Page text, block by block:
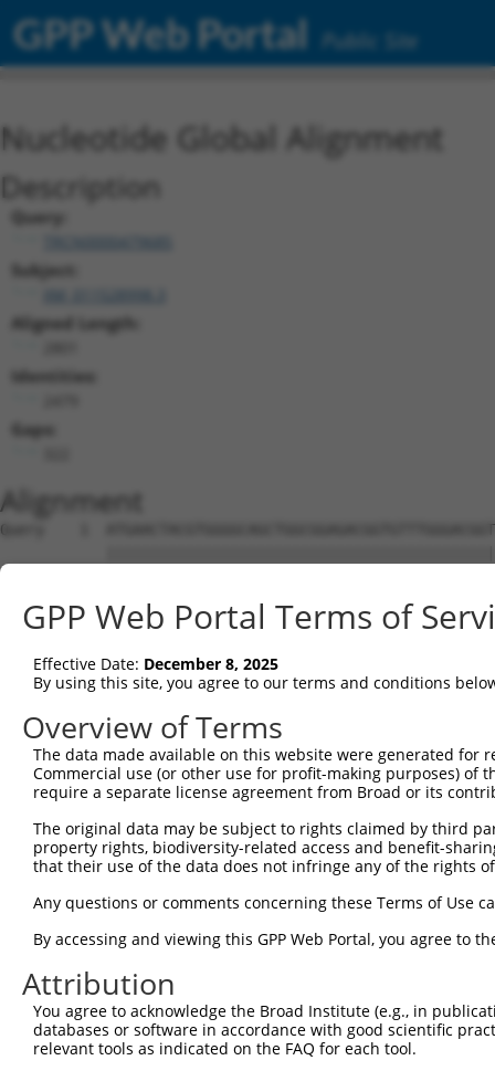
GPP Web Portal Public Site
Nucleotide Global Alignment
Description
Query:
Subject:
Aligned Length:
Identities:
Gaps:
Alignment
Query    1  ATGAACTACGTGGGGCAGCTGGCGGAGACGGTGTTTGGGACGGTGAAGGAGCTGTACCGGGGCCTGAACCCAGC  74
            ||||||||||||||||||||||||||||||||||||||||||||||||||||||||||||||||||||||||||
Sbjct    1  ATGAACTACGTGGGGCAGCTGGCGGAGACGGTGTTTGGGACGGTGAAGGAGCTGTACCGGGGCCTGAACCCAGC  74

Query   75  CACACTGAGCGGCGGCATTGACGTGCTGGTGGTGAAGCAGGTGGACGGCTCGTTCCGGTGCTCACCCTTCCACG  148
            ||||||||||||||||||||||||||||||||||||||||||||||||||||||||||||||||||||||||||
Sbjct   75  CACACTGAGCGGCGGCATTGACGTGCTGGTGGTGAAGCAGGTGGACGGCTCGTTCCGGTGCTCACCCTTCCACG  148

Query  149  TGCGTTTTGGCAAGCTGGGCGTCCTGCGGTCGCGGGAGAAGGTGGTAGACATTGAGCTCAATGGGGAGCCTGTG  222
            ||||||||||||||||||||||||||||||||||||||||||||||||||||||||||||||||||||||||||
Sbjct  149  TGCGTTTTGGCAAGCTGGGCGTCCTGCGGTCGCGGGAGAAGGTGGTAGACATTGAGCTCAATGGGGAGCCTGTG  222

Query  223  GACTTGCACATGAAGCTTGGGGACAGCGGGGAGGCCTTCTTTGTTCAGGAGCTGGAGAGCGATGATGAACATGT  296
            ||||||||||||||||||||||||||||||||||||||||||||||||||||||||||||||||||||||||||
Sbjct  223  GACTTGCACATGAAGCTTGGGGACAGCGGGGAGGCCTTCTTTGTTCAGGAGCTGGAGAGCGATGATGAACATGT  296

Query  297  GCCTCCCGGCCTGTGCACCTCACCCATCCCTTGGGGGGGTCTGTCTGGCTTCCCCTCGGACTCCCAGCTGGGCA  370
            ||||||||||||||||||||||||||||||||||||||||||||||||||||||||||||||||||||||||||
Sbjct  297  GCCTCCCGGCCTGTGCACCTCACCCATCCCTTGGGGGGGTCTGTCTGGCTTCCCCTCGGACTCCCAGCTGGGCA  370

Query  371  CTGCCAGTGAGCCTGAGGGCCTCGTCATGGCAGGCACGGCCTCCACTGGGCGGAGGAAGAGGCGTCGCAGGAGG  444
            ||||||||||||||||||||||||||||||||||||||||||||||||||||||||||||||||||||||||||
Sbjct  371  CTGCCAGTGAGCCTGAGGGCCTCGTCATGGCAGGCACGGCCTCCACTGGGCGGAGGAAGAGGCGTCGCAGGAGG  444

Query  445  AAACCCAAGCAGAAAGAGGATGCAGTGGCAACTGATTCTAGTCCAGAGGAACTGGAGGCAGGCGCTGAGAGTGA  518
            ||||||||||||||||||||||||||||||||||||||||||||||||||||||||||||||||||||||||||
Sbjct  445  AAACCCAAGCAGAAAGAGGATGCAGTGGCAACTGATTCTAGTCCAGAGGAACTGGAGGCAGGCGCTGAGAGTGA  518

Query  519  GCTATCCCTGCCGGAAAAGCTGAGGCCAGAGCCCCCAGGCAGTGTCCAGTTGGAAGAGAAGTCTTCACTGCAGC  592
            ||||||||||||||||||||||||||||||||||||||||||||||||||||||||||||||||||||||||||
Sbjct  519  GCTATCCCTGCCGGAAAAGCTGAGGCCAGAGCCCCCAGGCAGTGTCCAGTTGGAAGAGAAGTCTTCACTGCAGC  592

Query  593  CCAAAGACATCTACCCCTACTCGGATGGCGAGTGGCCCCCCCAGGCCAGCCTCTCAGCAGGTGAGCTAACATCC  666
            ||||||||||||||||||||||||||||||||||||||||||||||||||||||||||||||||||||||||||
Sbjct  593  CCAAAGACATCTACCCCTACTCGGATGGCGAGTGGCCCCCCCAGGCCAGCCTCTCAGCAGGTGAGCTAACATCC  666

Query  667  CCTAAGAGCGACTCGGAGCTGGAGGTGCGGACCCCGGAGCCCAGTCCCCTAAGAGCCGAGTCCCACATGCAGTG  740
            ||||||||||||||||||||||||||||||||||||||||||||||||||||||||||||||||||||||||||
Sbjct  667  CCTAAGAGCGACTCGGAGCTGGAGGTGCGGACCCCGGAGCCCAGTCCCCTAAGAGCCGAGTCCCACATGCAGTG  740

Query  741  GGCCTGGGGGAGGCTGCCTAAGGTGGCCAGAGCTGAGCGGCCCGAGTCCTCAGTGGTCCTTGAAGGCAGAGCTG  814
            ||||||||||||||||||||||||||||||||||||||||||||||||||||||||||||||||||||||||||
Sbjct  741  GGCCTGGGGGAGGCTGCCTAAGGTGGCCAGAGCTGAGCGGCCCGAGTCCTCAGTGGTCCTTGAAGGCAGAGCTG  814

Query  815  GGGCAACCTCTCCTCCTCGGGGAGGACCCAGCACTCCCTCTACCTCTGTGGCTGGCGGCGTGGACCCTTTGGGA  888
            ||||||||||||||||||||||||||||||||||||||||||||||||||||||||||||||||||||||||||
Sbjct  815  GGGCAACCTCTCCTCCTCGGGGAGGACCCAGCACTCCCTCTACCTCTGTGGCTGGCGGCGTGGACCCTTTGGGA  888

Query  889  CTCCCAATCCAGCAAACAGAGGCTGGTGCCGACCTTCAGCCTGACACAGAGGATCCCACTCTAGTGGGTCCCCC  962
            ||||||||||||||||||||||||||||||||||||||||||||||||||||||||||||||||||||||||||
Sbjct  889  CTCCCAATCCAGCAAACAGAGGCTGGTGCCGACCTTCAGCCTGACACAGAGGATCCCACTCTAGTGGGTCCCCC  962

Query  963  TCTCCACACCCCAGAGACAGAGGAAAGCAAGACTCAGAGCTCTGGGGACATGGGCCTCCCTCCTGCCTCCAAGT  1036
            ||||||||||||||||||||||||||||||||||||||||||||||||||||||||||||||||||||||||||
Sbjct  963  TCTCCACACCCCAGAGACAGAGGAAAGCAAGACTCAGAGCTCTGGGGACATGGGCCTCCCTCCTGCCTCCAAGT  1036

Query 1037  CATGGAGCTGGGCCACTCTGGAGGTTCCAGTTCCCACCGGGCAGCCAGAGAGGGTCTCCAGGGGGAAAGGCTCC  1110
            ||||||||||||||||||||||||||||||||||||||||||||||||||||||||||||||||||||||||||
Sbjct 1037  CATGGAGCTGGGCCACTCTGGAGGTTCCAGTTCCCACCGGGCAGCCAGAGAGGGTCTCCAGGGGGAAAGGCTCC  1110

Query 1111  CCAAAGAGAAGCCAGCACCTGGGCCCCAGTGACATCTACCTGGATGACTTGCCCTCCCTGGACTCTGAGAATGC  1184
            ||||||||||||||||||||||||||||||||||||||||||||||||||||||||||||||||||||||||||
Sbjct 1111  CCAAAGAGAAGCCAGCACCTGGGCCCCAGTGACATCTACCTGGATGACTTGCCCTCCCTGGACTCTGAGAATGC  1184

Query 1185  AGCGCTTTACTTCCCCCAAAGTGACTCTGGGCTGGGGGCCAGAAGATGGAGTGAACCCAGCAGTCAGAAGTCCC  1258
            ||||||||||||||||||||||||||||||||||||||||||||||||||||||||||||||||||||||||||
Sbjct 1185  AGCGCTTTACTTCCCCCAAAGTGACTCTGGGCTGGGGGCCAGAAGATGGAGTGAACCCAGCAGTCAGAAGTCCC  1258

Query 1259  TGAGGGACCCCAACCCTGAACATGAACCTGAACCCACTCTGGACACAGTGGATACAATAGCACTGTCCCTCTGT  1332
            ||||||||||||||||||||||||||||||||||||||||||||||||||||||||||||||||||||||||||
Sbjct 1259  TGAGGGACCCCAACCCTGAACATGAACCTGAACCCACTCTGGACACAGTGGATACAATAGCACTGTCCCTCTGT  1332

Query 1333  GGTGGACTGGCTGACAGCCGGGACATCTCCCTAGAGAAATTCAACCAGCACAGCGTCTCTTACCAGGACCTCAC  1406
            ||||||||||||||||||||||||||||||||||||||||||||||||||||||||||||||||||||||||||
Sbjct 1333  GGTGGACTGGCTGACAGCCGGGACATCTCCCTAGAGAAATTCAACCAGCACAGCGTCTCTTACCAGGACCTCAC  1406

Query 1407  CAAAAACCCCGGACTTTTGGATGACCCAAACCTAGTGGTGAAAATCAATGGAAAGCATTATAACTGGGCTGTGG  1480
            ||||||||||||||||||||||||||||||||||||||||||||||||||||||||||||||||||||||||||
Sbjct 1407  CAAAAACCCCGGACTTTTGGATGACCCAAACCTAGTGGTGAAAATCAATGGAAAGCATTATAACTGGGCTGTGG  1480

Query 1481  CTGCCCCCATGATCCTCTCCCTGCAAGCCTTCCAGAAAAACTTGCCCAAGAGCACCATGGACAAGCTGGAGAGG  1554
            ||||||||||||||||||||||||||||||||||||||||||||||||||||||||||||||||||||||||||
Sbjct 1481  CTGCCCCCATGATCCTCTCCCTGCAAGCCTTCCAGAAAAACTTGCCCAAGAGCACCATGGACAAGCTGGAGAGG  1554

Query 1555  GAGAAGATGCCCCGGAAGGGTGGGCGATGGTGGTTTTCCTGGCGACGCAGGGACTTCCTGGCCGAGGAGCGCAG  1628
            ||||||||||||||||||||||||||||||||||||||||||||||||||||||||||||||||||||||||||
Sbjct 1555
GPP Web Portal Terms of
Effective Date: December 8, 2025
By using this site, you agree to our terms and conditions
Overview of Terms
The data made available on this website were generated
Commercial use (or other use for profit-making purposes) of
require a separate license agreement from Broad or its
The original data may be subject to rights claimed by third
property rights, biodiversity-related access and benefit-
that their use of the data does not infringe any of the rights
Any questions or comments concerning these Terms of Use
By accessing and viewing this GPP Web Portal, you agree to
Attribution
You agree to acknowledge the Broad Institute (e.g., in
databases or software in accordance with good scientific
relevant tools as indicated on the FAQ for each tool.